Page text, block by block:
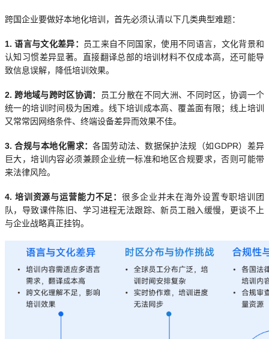
跨国企业要做好本地化培训，首先必须认清以下几类典型难题：
1. 语言与文化差异：
员工来自不同国家，使用不同语言，文化背景和
认知习惯差异显著。直接翻译总部的培训材料不仅成本高，还可能导
致信息误解，降低培训效果。
2. 跨地域与跨时区协调：
员工分散在不同大洲、不同时区，协调一个
统一的培训时间极为困难。线下培训成本高、覆盖面有限；线上培训
又常常因网络条件、终端设备差异而效果不佳。
3. 合规与本地化需求：各国劳动法、数据保护法规（如GDPR）差异
巨大，培训内容必须兼顾企业统一标准和地区合规要求，否则可能带
来法律风险。
4. 培训资源与运营能力不足：很多企业并未在海外设置专职培训团
队，导致课件陈旧、学习进程无法跟踪、新员工融入缓慢，更谈不上
与企业战略真正挂钩。